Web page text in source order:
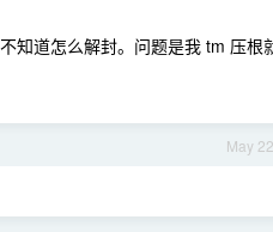
知道怎么解封。问题是我 tm 压根
May 22